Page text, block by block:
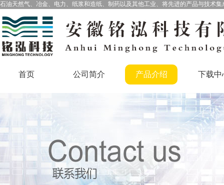
石油天然气、冶金、电力、纸浆和造纸、制药以及其他工业、将先进的产品与技术
首页 公司简介 产品介绍 下载中